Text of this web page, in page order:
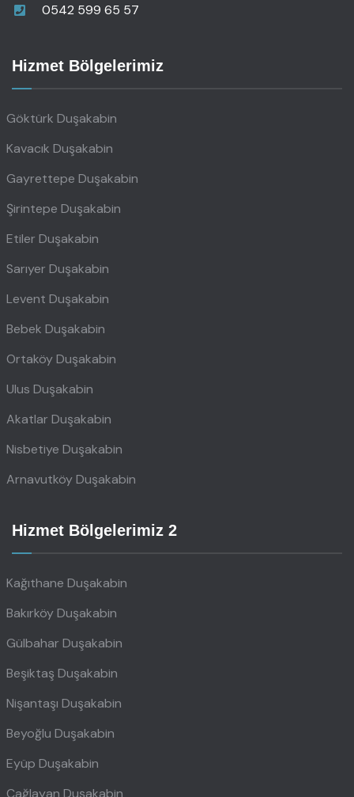
0542 599 65 57
Hizmet Bölgelerimiz
Göktürk Duşakabin
Kavacık Duşakabin
Gayrettepe Duşakabin
Şirintepe Duşakabin
Etiler Duşakabin
Sarıyer Duşakabin
Levent Duşakabin
Bebek Duşakabin
Ortaköy Duşakabin
Ulus Duşakabin
Akatlar Duşakabin
Nisbetiye Duşakabin
Arnavutköy Duşakabin
Hizmet Bölgelerimiz 2
Kağıthane Duşakabin
Bakırköy Duşakabin
Gülbahar Duşakabin
Beşiktaş Duşakabin
Nişantaşı Duşakabin
Beyoğlu Duşakabin
Eyüp Duşakabin
Çağlayan Duşakabin